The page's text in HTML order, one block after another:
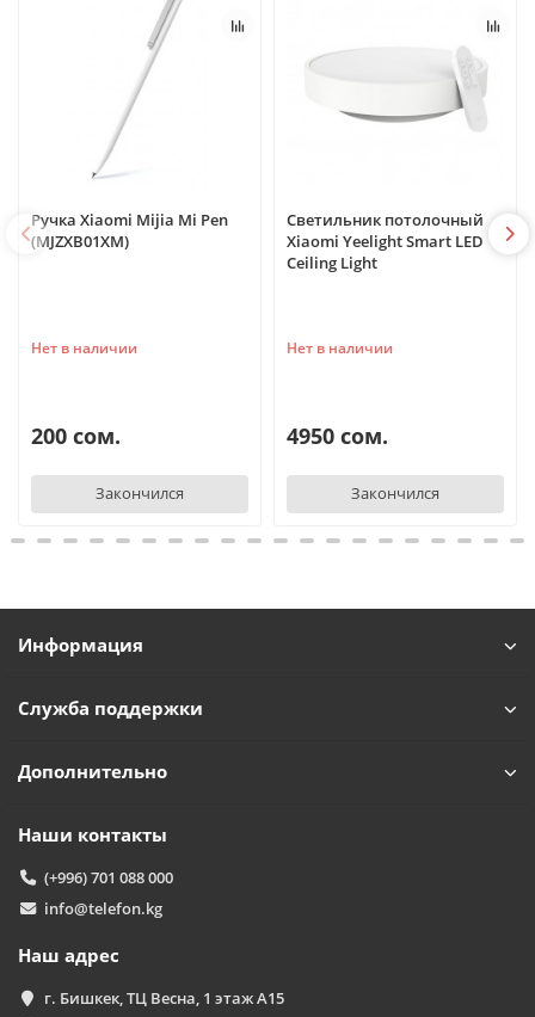
Ручка Xiaomi Mijia Mi Pen
(MJZXB01XM)
Нет в наличии
200 сом.
Закончился
Светильник потолочный
Xiaomi Yeelight Smart LED
Ceiling Light
Нет в наличии
4950 сом.
Закончился
Информация
Служба поддержки
Дополнительно
Наши контакты
(+996) 701 088 000
info@telefon.kg
Наш адрес
г. Бишкек, ТЦ Весна, 1 этаж А15